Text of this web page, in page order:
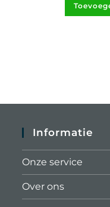
Informatie
Onze service
Over ons